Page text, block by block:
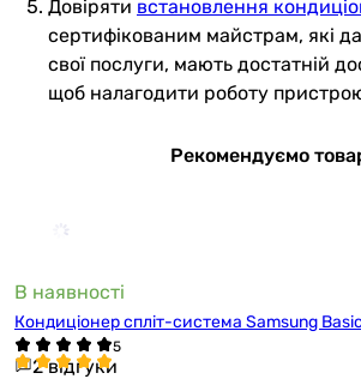
Довіряти встановлення
сертифікованим майстрам, які
свої послуги, мають достатній
щоб налагодити роботу
Рекомендуємо
В наявності
Кондиціонер спліт-система Samsung
2 відгуки